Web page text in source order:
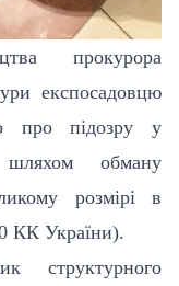
прокурора
експосадовцю
про підозру у
обману
розмірі в
КК України).
структурного